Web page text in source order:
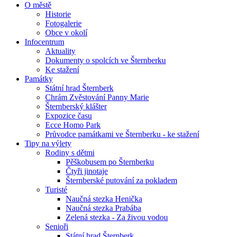
O městě
Historie
Fotogalerie
Obce v okolí
Infocentrum
Aktuality
Dokumenty o spolcích ve Šternberku
Ke stažení
Památky
Státní hrad Šternberk
Chrám Zvěstování Panny Marie
Šternberský klášter
Expozice času
Ecce Homo Park
Průvodce památkami ve Šternberku - ke stažení
Tipy na výlety
Rodiny s dětmi
Pěškobusem po Šternberku
Čtyři jinotaje
Šternberské putování za pokladem
Turisté
Naučná stezka Henička
Naučná stezka Prabába
Zelená stezka - Za živou vodou
Senioři